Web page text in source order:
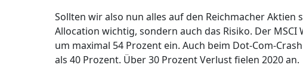
Sollten wir also nun alles auf den Reichmacher Aktien
Allocation wichtig, sondern auch das Risiko. Der
um maximal 54 Prozent ein. Auch beim Dot-Com-
als 40 Prozent. Über 30 Prozent Verlust fielen 2020 an.